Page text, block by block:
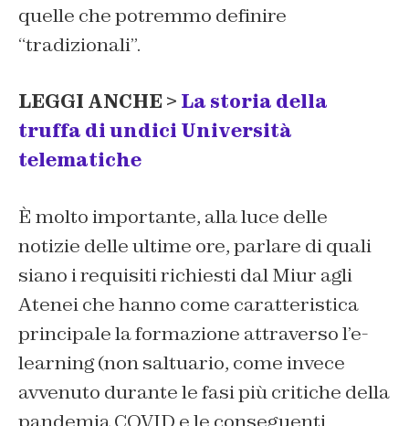
quelle che potremmo definire
“tradizionali”.
LEGGI ANCHE > La storia della
truffa di undici Università
telematiche
È molto importante, alla luce delle
notizie delle ultime ore, parlare di quali
siano i requisiti richiesti dal Miur agli
Atenei che hanno come caratteristica
principale la formazione attraverso l’e-
learning (non saltuario, come invece
avvenuto durante le fasi più critiche della